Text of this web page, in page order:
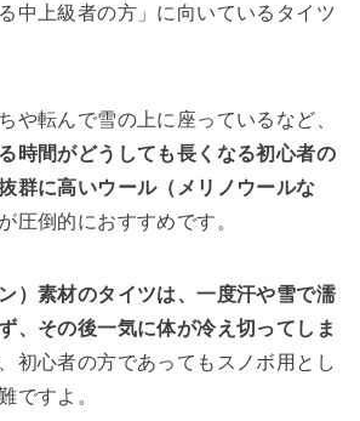
中上級者の方」に向いているタイツ
や転んで雪の上に座っているなど、
時間がどうしても長くなる初心者の
群に高いウール（メリノウールな
が圧倒的におすすめです。
）素材のタイツは、一度汗や雪で濡
、その後一気に体が冷え切ってしま
初心者の方であってもスノボ用とし
ですよ。